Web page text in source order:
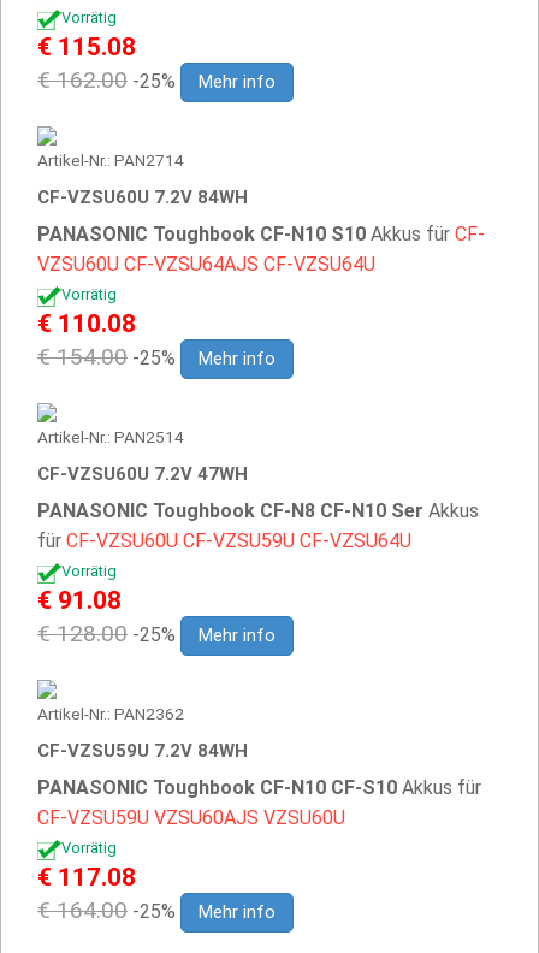
Vorrätig
€ 115.08
€ 162.00 -25% Mehr info
Artikel-Nr.: PAN2714
CF-VZSU60U 7.2V 84WH
PANASONIC Toughbook CF-N10 S10 Akkus für CF-
VZSU60U CF-VZSU64AJS CF-VZSU64U
Vorrätig
€ 110.08
€ 154.00 -25% Mehr info
Artikel-Nr.: PAN2514
CF-VZSU60U 7.2V 47WH
PANASONIC Toughbook CF-N8 CF-N10 Ser Akkus
für CF-VZSU60U CF-VZSU59U CF-VZSU64U
Vorrätig
€ 91.08
€ 128.00 -25% Mehr info
Artikel-Nr.: PAN2362
CF-VZSU59U 7.2V 84WH
PANASONIC Toughbook CF-N10 CF-S10 Akkus für
CF-VZSU59U VZSU60AJS VZSU60U
Vorrätig
€ 117.08
€ 164.00 -25% Mehr info